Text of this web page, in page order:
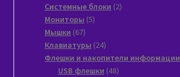
Системные блоки 22
Мониторы 55
Мышки 6767
товаров
Клавиатуры 2424
товара
Флешки и накопители информации
USB флешки 4848